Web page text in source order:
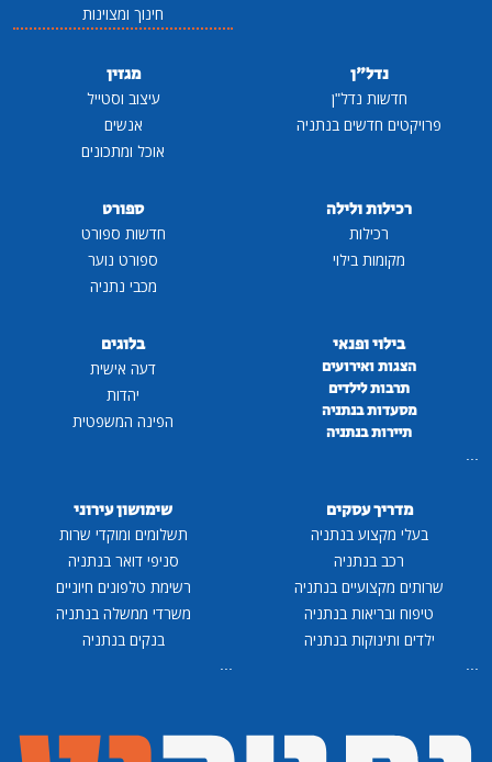
חינוך ומצוינות
נדל"ן
חדשות נדל"ן
פרויקטים חדשים בנתניה
מגזין
עיצוב וסטייל
אנשים
אוכל ומתכונים
רכילות ולילה
רכילות
מקומות בילוי
ספורט
חדשות ספורט
ספורט נוער
מכבי נתניה
בילוי ופנאי
הצגות ואירועים
תרבות לילדים
מסעדות בנתניה
תיירות בנתניה
...
בלוגים
דעה אישית
יהדות
הפינה המשפטית
מדריך עסקים
בעלי מקצוע בנתניה
רכב בנתניה
שרותים מקצועיים בנתניה
טיפוח ובריאות בנתניה
ילדים ותינוקות בנתניה
...
שימושון עירוני
תשלומים ומוקדי שרות
סניפי דואר בנתניה
רשימת טלפונים חיוניים
משרדי ממשלה בנתניה
בנקים בנתניה
...